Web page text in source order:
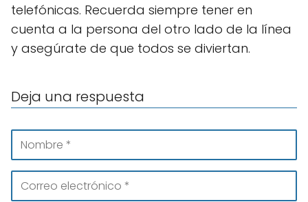
telefónicas. Recuerda siempre tener en
cuenta a la persona del otro lado de la línea
y asegúrate de que todos se diviertan.
Deja una respuesta